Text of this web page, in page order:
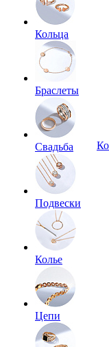
Кольца
Браслеты
Свадьба
Подвески
Колье
Цепи